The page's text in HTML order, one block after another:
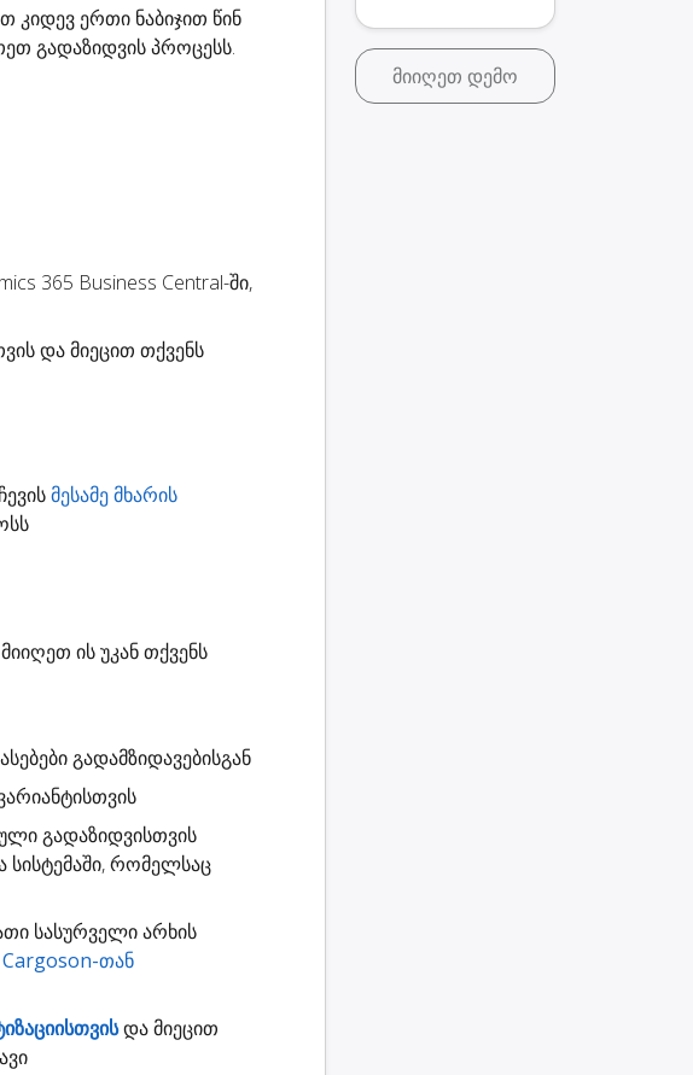
კიდევ ერთი ნაბიჯით წინ
გადაზიდვის პროცესს.
365 Business Central-ში,
და მიეცით თქვენს
მესამე მხარის
ის უკან თქვენს
გადამზიდავებისგან
გადაზიდვისთვის
სისტემაში, რომელსაც
სასურველი არხის
Cargoson-თან
და მიეცით
მიიღეთ დემო